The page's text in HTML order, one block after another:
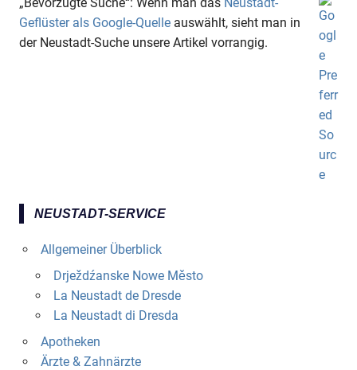
Geflüster als Google-Quelle auswählt, sieht man in
der Neustadt-Suche unsere Artikel vorrangig.
NEUSTADT-SERVICE
Allgemeiner Überblick
Drježdźanske Nowe Město
La Neustadt de Dresde
La Neustadt di Dresda
Apotheken
Ärzte & Zahnärzte